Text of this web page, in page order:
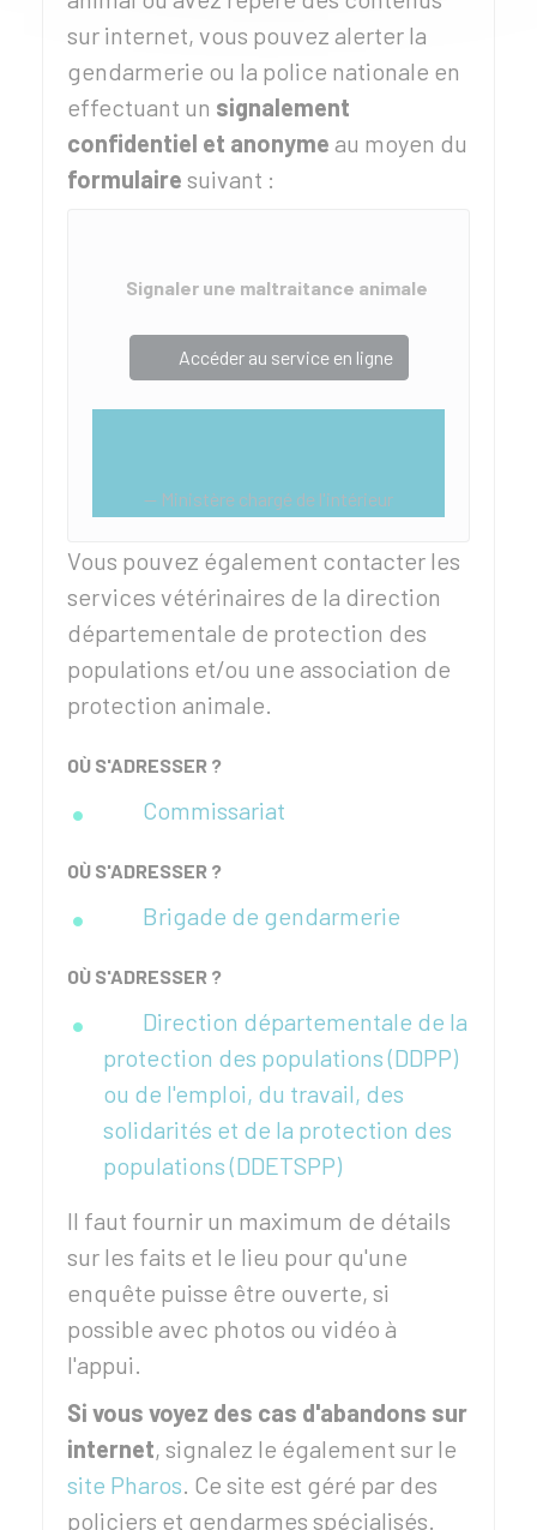
sur internet, vous pouvez alerter la
gendarmerie ou la police nationale en
effectuant un signalement
confidentiel et anonyme au moyen du
formulaire suivant :
Signaler une maltraitance animale
Accéder au service en ligne
Ministère chargé de l'intérieur
Vous pouvez également contacter les
services vétérinaires de la direction
départementale de protection des
populations et/ou une association de
protection animale.
OÙ S'ADRESSER ?
Commissariat
OÙ S'ADRESSER ?
Brigade de gendarmerie
OÙ S'ADRESSER ?
Direction départementale de la
protection des populations (DDPP)
ou de l'emploi, du travail, des
solidarités et de la protection des
populations (DDETSPP)
Il faut fournir un maximum de détails
sur les faits et le lieu pour qu'une
enquête puisse être ouverte, si
possible avec photos ou vidéo à
l'appui.
Si vous voyez des cas d'abandons sur
internet, signalez le également sur le
site Pharos. Ce site est géré par des
policiers et gendarmes spécialisés.